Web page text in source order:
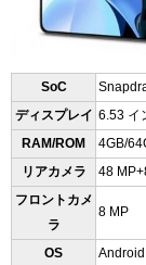
SoC
ディスプレイ 6.53 イ
RAM/ROM
4GB/
リアカメラ
48
フロントカメ
ラ
8 MP
OS